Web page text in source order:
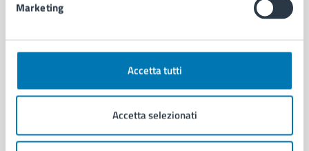
Marketing
Accetta tutti
Accetta selezionati
Ambiente
Autorizzazioni
Cultura e tempo libero
Documenti e certificati
Educazione e formazione